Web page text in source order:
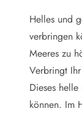
Verleihservice
Reisescheckliste
Endreinigung
Gutschein
Frühbucher
Mietbedingungen
Helles und
verbringen
Meeres zu
Verbringt
Dieses
können. Im